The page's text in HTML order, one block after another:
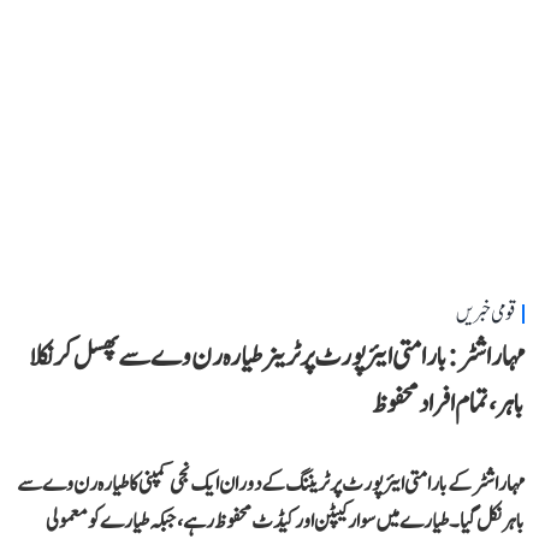
قومی خبریں
مہاراشٹر: بارامتی ایئرپورٹ پر ٹرینر طیارہ رن وے سے پھسل کر نکلا
باہر، تمام افراد محفوظ
مہاراشٹر کے بارامتی ایئرپورٹ پر ٹریننگ کے دوران ایک نجی کمپنی کا طیارہ رن وے سے
باہر نکل گیا۔ طیارے میں سوار کیپٹن اور کیڈٹ محفوظ رہے، جبکہ طیارے کو معمولی